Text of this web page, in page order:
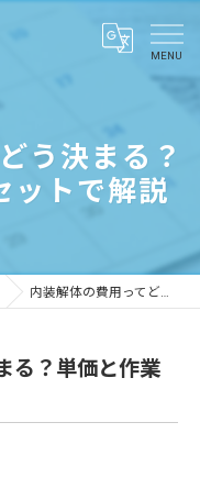
う決まる？
ットで解説
内装解体の費用ってどう決まる？単価と作業内容をセットで解説
る？単価と作業